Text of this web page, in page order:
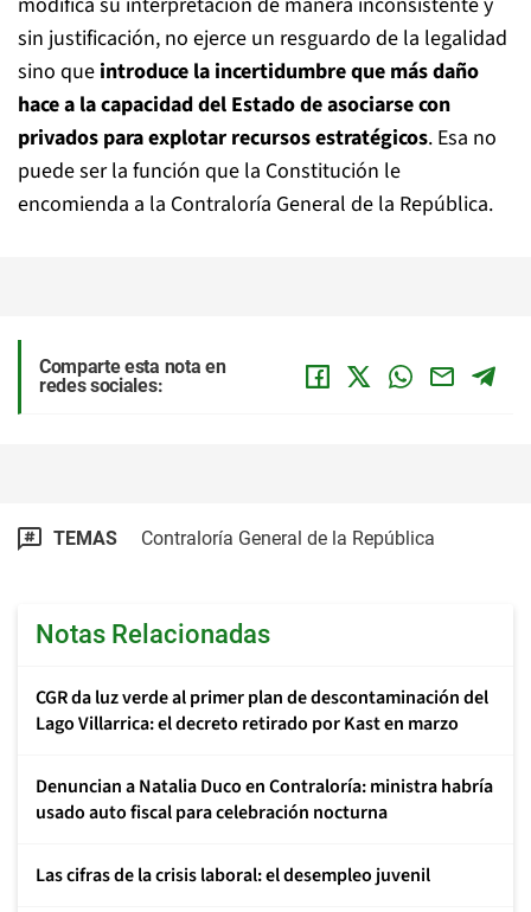
sin justificación, no ejerce un resguardo de la legalidad
sino que introduce la incertidumbre que más daño
hace a la capacidad del Estado de asociarse con
privados para explotar recursos estratégicos. Esa no
puede ser la función que la Constitución le
encomienda a la Contraloría General de la República.
Comparte esta nota en
redes sociales:
TEMAS Contraloría General de la República
Notas Relacionadas
CGR da luz verde al primer plan de descontaminación del
Lago Villarrica: el decreto retirado por Kast en marzo
Denuncian a Natalia Duco en Contraloría: ministra habría
usado auto fiscal para celebración nocturna
Las cifras de la crisis laboral: el desempleo juvenil